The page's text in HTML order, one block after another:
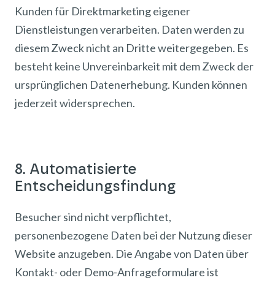
Kunden für Direktmarketing eigener
Dienstleistungen verarbeiten. Daten werden zu
diesem Zweck nicht an Dritte weitergegeben. Es
besteht keine Unvereinbarkeit mit dem Zweck der
ursprünglichen Datenerhebung. Kunden können
jederzeit widersprechen.
8. Automatisierte
Entscheidungsfindung
Besucher sind nicht verpflichtet,
personenbezogene Daten bei der Nutzung dieser
Website anzugeben. Die Angabe von Daten über
Kontakt- oder Demo-Anfrageformulare ist